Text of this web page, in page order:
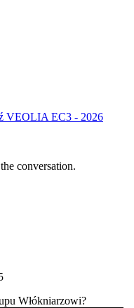
VEOLIA EC3 - 2026
conversation.
Włókniarzowi?